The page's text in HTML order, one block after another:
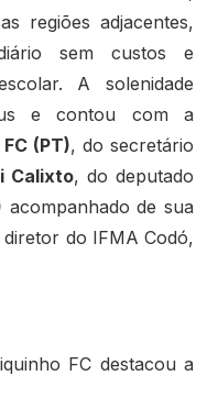
regiões adjacentes,
sem custos e
A solenidade
e contou com a
(PT), do secretário
Calixto, do deputado
acompanhado de sua
diretor do IFMA Codó,
FC destacou a